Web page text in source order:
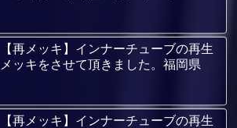
【再メッキ】インナーチューブの再生
メッキをさせて頂きました。福岡県
【再メッキ】インナーチューブの再生